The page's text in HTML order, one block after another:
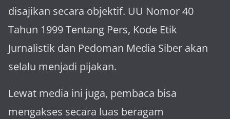
disajikan secara objektif. UU Nomor 40
Tahun 1999 Tentang Pers, Kode Etik
Jurnalistik dan Pedoman Media Siber akan
selalu menjadi pijakan.
Lewat media ini juga, pembaca bisa
mengakses secara luas beragam